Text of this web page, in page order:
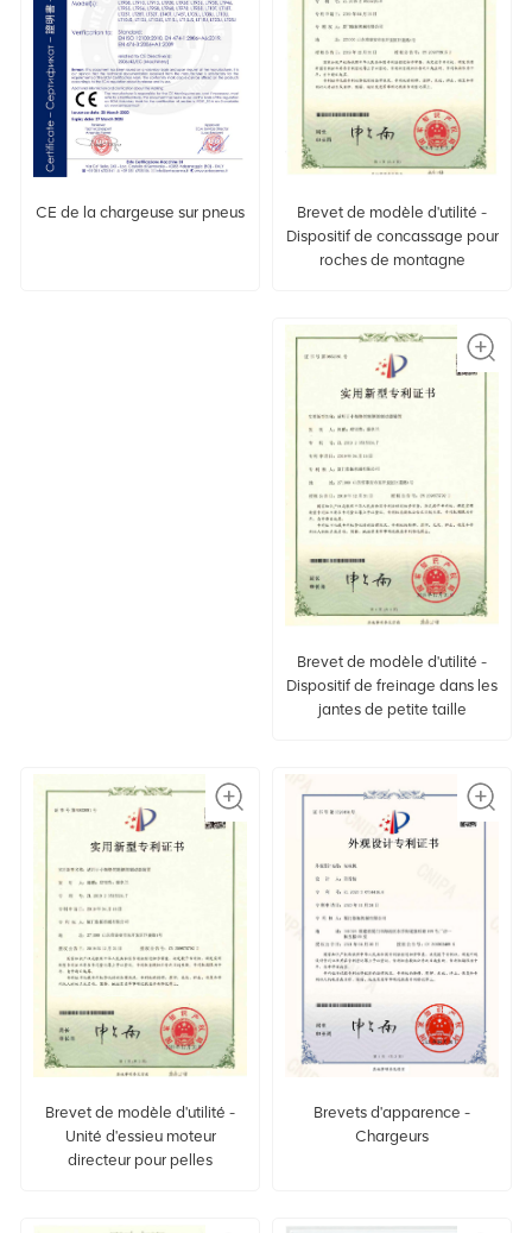
CE de la chargeuse sur pneus
Brevet de modèle d'utilité -
Dispositif de concassage pour
roches de montagne
Brevet de modèle d'utilité -
Dispositif de freinage dans les
jantes de petite taille
Brevet de modèle d'utilité -
Unité d'essieu moteur
directeur pour pelles
Brevets d'apparence -
Chargeurs